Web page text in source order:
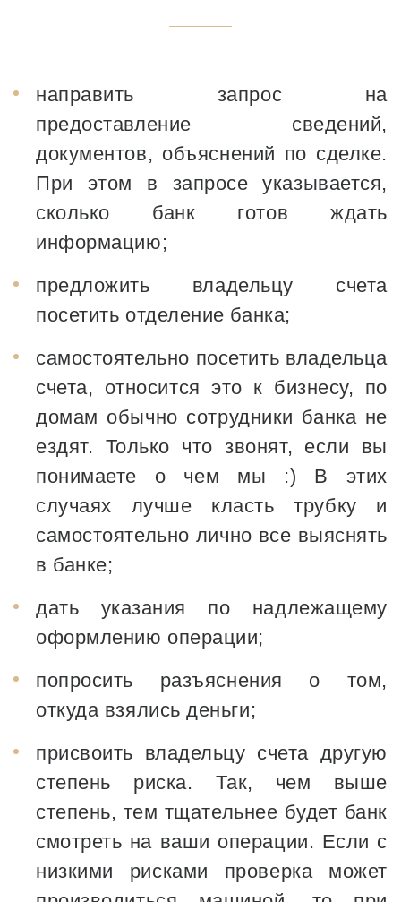
направить запрос на
предоставление сведений,
документов, объяснений по сделке.
При этом в запросе указывается,
сколько банк готов ждать
информацию;
предложить владельцу счета
посетить отделение банка;
самостоятельно посетить владельца
счета, относится это к бизнесу, по
домам обычно сотрудники банка не
ездят. Только что звонят, если вы
понимаете о чем мы :) В этих
случаях лучше класть трубку и
самостоятельно лично все выяснять
в банке;
дать указания по надлежащему
оформлению операции;
попросить разъяснения о том,
откуда взялись деньги;
присвоить владельцу счета другую
степень риска. Так, чем выше
степень, тем тщательнее будет банк
смотреть на ваши операции. Если с
низкими рисками проверка может